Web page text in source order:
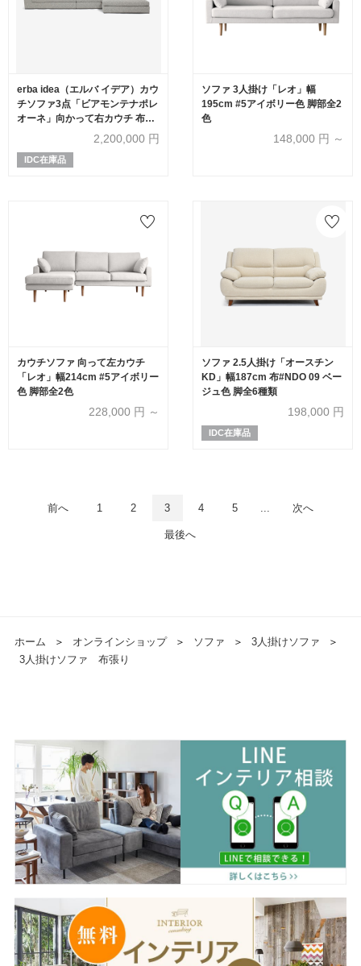
erba idea（エルバ イデア）カウ
チソファ3点「ビアモンテナポレ
オーネ」向かって右カウチ 布ホ
2,200,000 円
IDC在庫品
ソファ 3人掛け「レオ」幅
195cm #5アイボリー色 脚部全2
色
148,000 円 ～
カウチソファ 向って左カウチ
「レオ」幅214cm #5アイボリー
色 脚部全2色
228,000 円 ～
ソファ 2.5人掛け「オースチン
KD」幅187cm 布#NDO 09 ベー
ジュ色 脚全6種類
198,000 円
IDC在庫品
前へ 1 2 3 4 5 次へ
最後へ
ホーム ＞ オンラインショップ ＞ ソファ ＞ 3人掛けソファ
＞
3人掛けソファ 布張り